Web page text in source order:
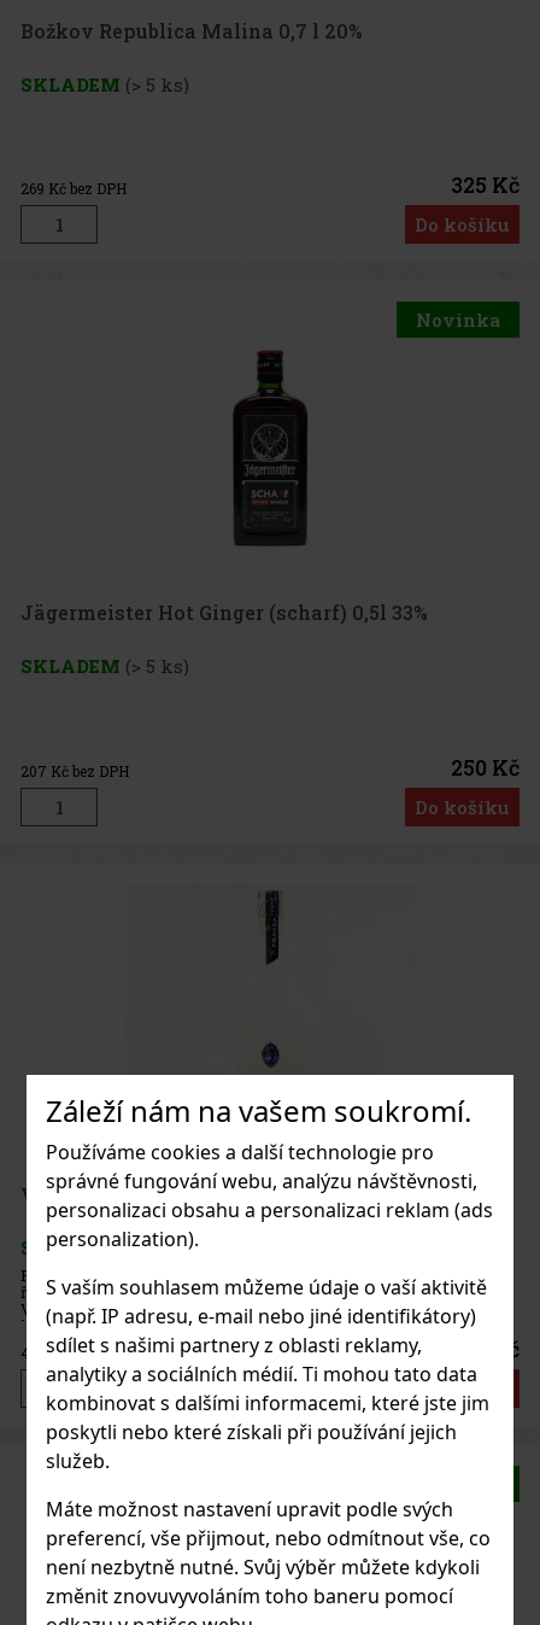
Záleží nám na vašem soukromí.
Používáme cookies a další technologie pro
správné fungování webu, analýzu návštěvnosti,
personalizaci obsahu a personalizaci reklam (ads
personalization).
S vaším souhlasem můžeme údaje o vaší aktivitě
(např. IP adresu, e-mail nebo jiné identifikátory)
sdílet s našimi partnery z oblasti reklamy,
analytiky a sociálních médií. Ti mohou tato data
kombinovat s dalšími informacemi, které jste jim
poskytli nebo které získali při používání jejich
služeb.
Máte možnost nastavení upravit podle svých
preferencí, vše přijmout, nebo odmítnout vše, co
není nezbytně nutné. Svůj výběr můžete kdykoli
změnit znovuvyvoláním toho baneru pomocí
Božkov Republica Malina 0,7 l 20%
SKLADEM (> 5 ks)
269 Kč bez DPH 325 Kč
Do košíku
Novinka
Jägermeister Hot Ginger (scharf) 0,5l 33%
SKLADEM (> 5 ks)
207 Kč bez DPH 250 Kč
Do košíku
Vodka Pravda 0,7l 40%
SKLADEM(> 5 ks)
Pravda Vodka je prémiová polská vodka, která staví na poctivém
řemesle, pečlivém výběru surovin a mimořádně jemném výsledku.
Vyrábí se v malých sériích v oblasti Bielsko-Biała na jihu Polska,
kde na celý proces dohlíží už šestá generace rodiny Kulako
475Kč bez DPH 575 Kč
Do košíku